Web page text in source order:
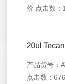
价 点击数：
20ul
产品货号：
点击数：